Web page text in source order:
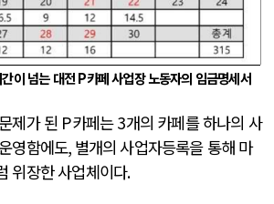
이 넘는 대전P카페 사업장 노동자의 임금명세서
제가 된 P카페는3개의 카페를 하나의 사
영함에도, 별개의 사업자등록을 통해 마
위장한 사업체이다.